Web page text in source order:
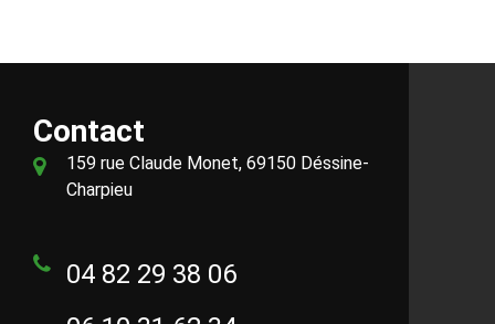
Contact
159 rue Claude Monet, 69150 Déssine-
Charpieu
04 82 29 38 06